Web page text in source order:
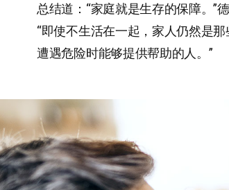
总结道：“家庭就是生存的保障。”
“即使不生活在一起，家人仍然是
遭遇危险时能够提供帮助的人。”